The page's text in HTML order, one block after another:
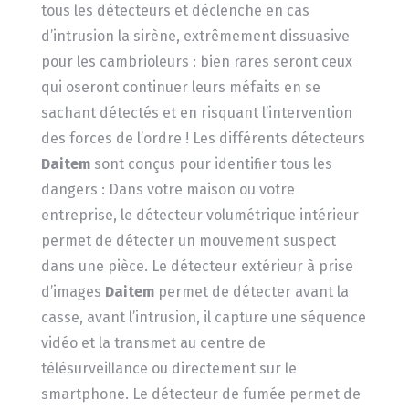
tous les détecteurs et déclenche en cas
d’intrusion la sirène, extrêmement dissuasive
pour les cambrioleurs : bien rares seront ceux
qui oseront continuer leurs méfaits en se
sachant détectés et en risquant l’intervention
des forces de l’ordre ! Les différents détecteurs
Daitemsont conçus pour identifier tous les
dangers : Dans votre maison ou votre
entreprise, le détecteur volumétrique intérieur
permet de détecter un mouvement suspect
dans une pièce. Le détecteur extérieur à prise
d’images Daitempermet de détecter avant la
casse, avant l’intrusion, il capture une séquence
vidéo et la transmet au centre de
télésurveillance ou directement sur le
smartphone. Le détecteur de fumée permet de